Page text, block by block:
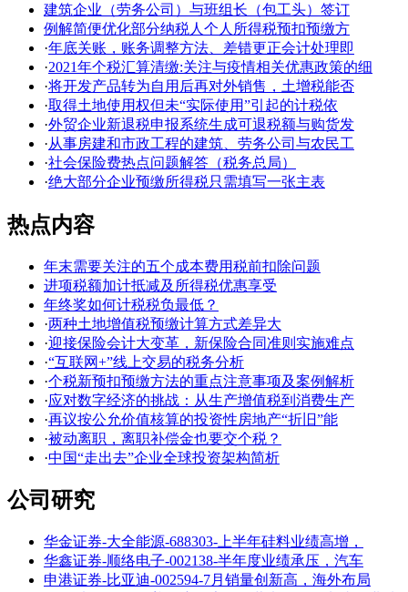
建筑企业（劳务公司）与班组长（包工头）签订
例解简便优化部分纳税人个人所得税预扣预缴方
·年底关账，账务调整方法、差错更正会计处理即
·2021年个税汇算清缴:关注与疫情相关优惠政策的细
·将开发产品转为自用后再对外销售，土增税能否
·取得土地使用权但未“实际使用”引起的计税依
·外贸企业新退税申报系统生成可退税额与购货发
·从事房建和市政工程的建筑、劳务公司与农民工
·社会保险费热点问题解答（税务总局）
·绝大部分企业预缴所得税只需填写一张主表
热点内容
年末需要关注的五个成本费用税前扣除问题
进项税额加计抵减及所得税优惠享受
年终奖如何计税税负最低？
·两种土地增值税预缴计算方式差异大
·迎接保险会计大变革，新保险合同准则实施难点
·“互联网+”线上交易的税务分析
·个税新预扣预缴方法的重点注意事项及案例解析
·应对数字经济的挑战：从生产增值税到消费生产
·再议按公允价值核算的投资性房地产“折旧”能
·被动离职，离职补偿金也要交个税？
·中国“走出去”企业全球投资架构简析
公司研究
华金证券-大全能源-688303-上半年硅料业绩高增，
华鑫证券-顺络电子-002138-半年度业绩承压，汽车
申港证券-比亚迪-002594-7月销量创新高，海外布局